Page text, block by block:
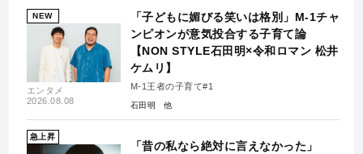
NEW
エンタメ
2026.08.08
「子どもに媚びる笑いは格別」M-1チャ
ンピオンが意気投合する子育て論
【NON STYLE石田明×令和ロマン 松井
ケムリ】
M-1王者の子育て#1
石田明
急上昇
「昔の私なら絶対に言えなかった」